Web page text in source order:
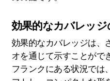
効果的なカバレッジ
効果的なカバレッジは、
オを通じて示すことがで
フランクにある状況では